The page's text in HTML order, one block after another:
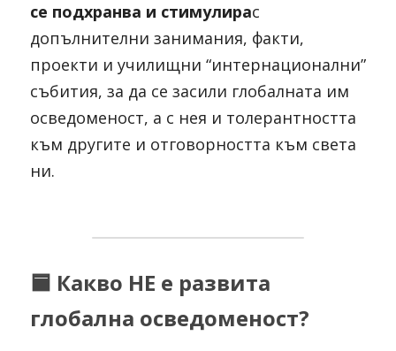
се подхранва и стимулирас
допълнителни занимания, факти,
проекти и училищни “интернационални”
събития, за да се засили глобалната им
осведоменост, а с нея и толерантността
към другите и отговорността към света
ни.
🟦 Какво НЕ е развита
глобална осведоменост?